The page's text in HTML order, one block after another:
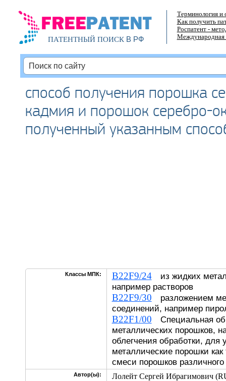
ПАТЕНТНЫЙ ПОИСКВ РФ
Терминология и
Как получить
Роспатент -
Международная
способ получения порошка
кадмия и порошок серебро-
полученный указанным
Классы МПК: B22F9/24из жидких
например растворов
B22F9/30 разложением
соединений, например
B22F1/00 Специальная
металлических порошков,
облегчения обработки, для
металлические порошки
смеси порошков различного
Автор(ы):
Лолейт Сергей Ибрагимович